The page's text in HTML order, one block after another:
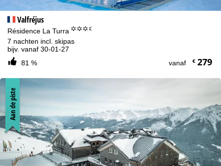
Valfréjus
Résidence La Turra °°°.
7 nachten incl. skipas
bijv. vanaf 30-01-27
81 %
vanaf €279
Aan de piste